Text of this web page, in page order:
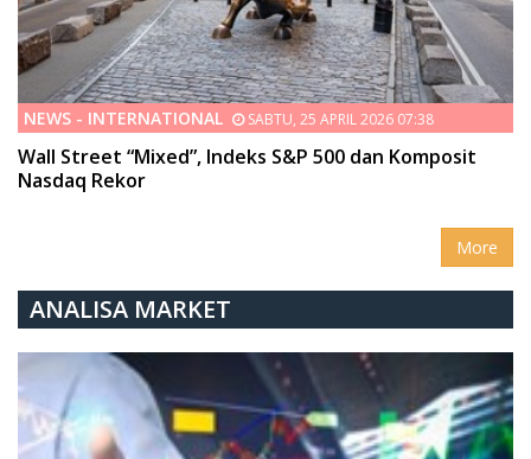
NEWS - INTERNATIONAL SABTU, 25 APRIL 2026 07:38
Wall Street “Mixed”, Indeks S&P 500 dan Komposit
Nasdaq Rekor
More
ANALISA MARKET